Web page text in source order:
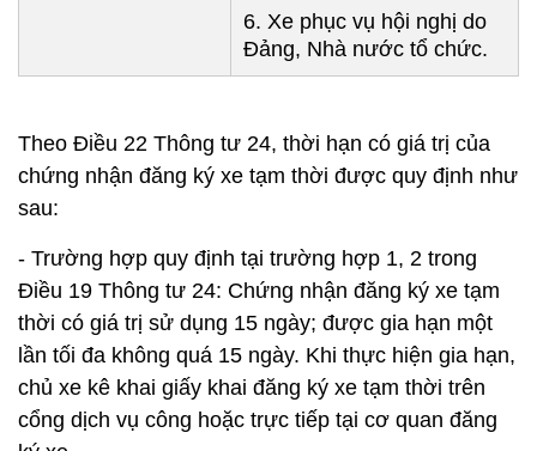
6. Xe phục vụ hội nghị do
Đảng, Nhà nước tổ chức.
Theo Điều 22 Thông tư 24, thời hạn có giá trị của
chứng nhận đăng ký xe tạm thời được quy định như
sau:
- Trường hợp quy định tại trường hợp 1, 2 trong
Điều 19 Thông tư 24: Chứng nhận đăng ký xe tạm
thời có giá trị sử dụng 15 ngày; được gia hạn một
lần tối đa không quá 15 ngày. Khi thực hiện gia hạn,
chủ xe kê khai giấy khai đăng ký xe tạm thời trên
cổng dịch vụ công hoặc trực tiếp tại cơ quan đăng